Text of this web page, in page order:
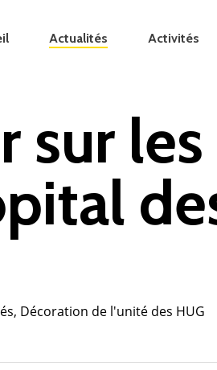
Actualités Activités
sur les
, Décoration de l'unité des HUG